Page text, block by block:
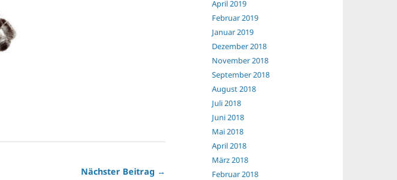
Nächster Beitrag →
April 2019
Februar 2019
Januar 2019
Dezember 2018
November 2018
September 2018
August 2018
Juli 2018
Juni 2018
Mai 2018
April 2018
März 2018
Februar 2018